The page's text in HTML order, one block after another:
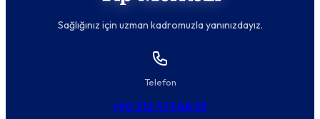
Sağlığınız için uzman kadromuzla yanınızdayız.
Telefon
+90 312 473 88 55